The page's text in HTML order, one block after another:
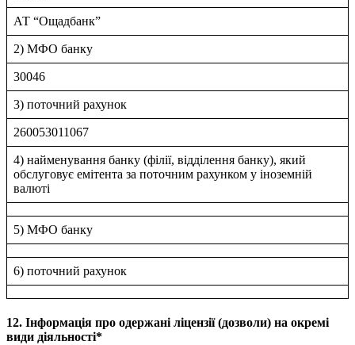
АТ “Ощадбанк”
2) МФО банку
30046
3) поточний рахунок
260053011067
4) найменування банку (філії, відділення банку), який
обслуговує емітента за поточним рахунком у іноземній
валюті
5) МФО банку
6) поточний рахунок
12. Інформація про одержані ліцензії (дозволи) на окремі
види діяльності*